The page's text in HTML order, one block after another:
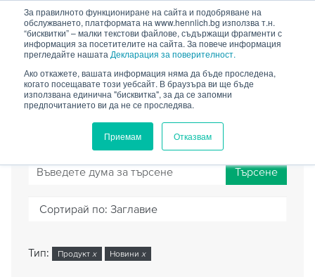
За правилното функциониране на сайта и подобряване на
обслужването, платформата на www.hennlich.bg използва т.н.
“бисквитки” – малки текстови файлове, съдържащи фрагменти с
информация за посетителите на сайта. За повече информация
прегледайте нашата Декларация за поверителност.
Ако откажете, вашата информация няма да бъде проследена,
когато посещавате този уебсайт. В браузъра ви ще бъде
използвана единична "бисквитка", за да се запомни
предпочитанието ви да не се проследява.
Приемам Отказвам
HENNLICH
ТЪРСАЧКА
Търсене
Сортирай по: Заглавие
Тип: Продукт x Новини x